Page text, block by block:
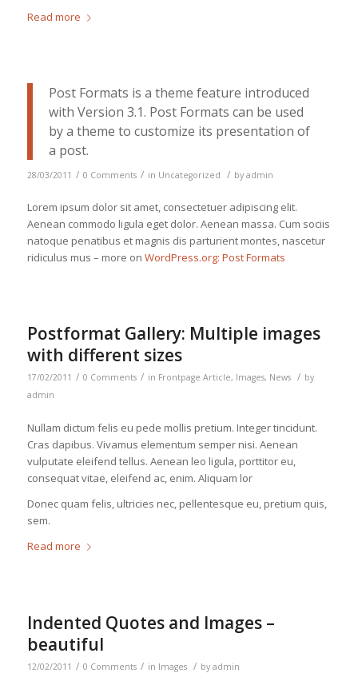
Read more
Post Formats is a theme feature introduced
with Version 3.1. Post Formats can be used
by a theme to customize its presentation of
a post.
28/03/2011 / 0 Comments / in Uncategorized / by admin
Lorem ipsum dolor sit amet, consectetuer adipiscing elit.
Aenean commodo ligula eget dolor. Aenean massa. Cum sociis
natoque penatibus et magnis dis parturient montes, nascetur
ridiculus mus – more on WordPress.org: Post Formats
Postformat Gallery: Multiple images
with different sizes
17/02/2011 / 0 Comments / in Frontpage Article, Images, News / by
admin
Nullam dictum felis eu pede mollis pretium. Integer tincidunt.
Cras dapibus. Vivamus elementum semper nisi. Aenean
vulputate eleifend tellus. Aenean leo ligula, porttitor eu,
consequat vitae, eleifend ac, enim. Aliquam lor
Donec quam felis, ultricies nec, pellentesque eu, pretium quis,
sem.
Read more
Indented Quotes and Images –
beautiful
12/02/2011 / 0 Comments / in Images / by admin